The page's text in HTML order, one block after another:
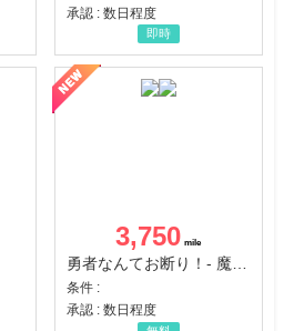
承認 : 数日程度
即時
3,750
条件 :
承認 : 数日程度